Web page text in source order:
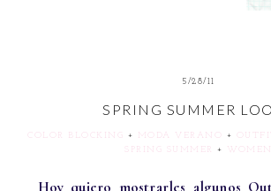
5/28/11
SPRING SUMMER
COLOR BLOCKING + MODA VERANO +
SPRING SUMMER
+ WOMEN
Hoy quiero mostrarles algunos